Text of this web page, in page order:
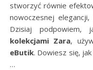
stworzyć równie
nowoczesnej
Dzisiaj podpowiem,
kolekcjami Zara,
eButik. Dowiesz się,
…